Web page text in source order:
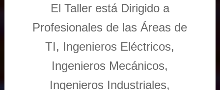
El Taller está Dirigido a
Profesionales de las Áreas de
TI, Ingenieros Eléctricos,
Ingenieros Mecánicos,
Ingenieros Industriales,